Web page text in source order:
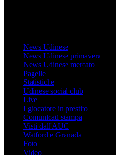
News Udinese
News Udinese primavera
News Udinese mercato
Pagelle
Statistiche
Udinese social club
Live
I giocatore in prestito
Comunicati stampa
Visti dall'AUC
Watford e Granada
Foto
Video